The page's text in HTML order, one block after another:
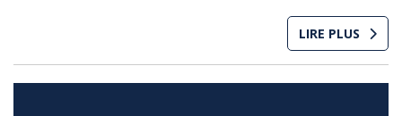
LIRE PLUS